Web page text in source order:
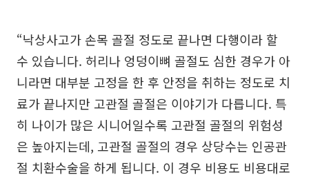
“낙상사고가 손목 골절 정도로 끝나면 다행이라 할
수 있습니다. 허리나 엉덩이뼈 골절도 심한 경우가 아
니라면 대부분 고정을 한 후 안정을 취하는 정도로 치
료가 끝나지만 고관절 골절은 이야기가 다릅니다. 특
히 나이가 많은 시니어일수록 고관절 골절의 위험성
은 높아지는데, 고관절 골절의 경우 상당수는 인공관
절 치환수술을 하게 됩니다. 이 경우 비용도 비용대로